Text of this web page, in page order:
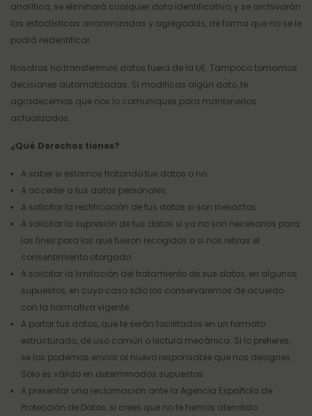
analítica, se eliminará cualquier dato identificativo, y se archivarán
las estadísticas anonimizadas y agregadas, de forma que no se le
podrá reidentificar.
Nosotros no transferimos datos fuera de la UE. Tampoco tomamos
decisiones automatizadas. Si modificas algún dato, te
agradecemos que nos lo comuniques para mantenerlos
actualizados.
¿Qué Derechos tienes?
A saber si estamos tratando tus datos o no.
A acceder a tus datos personales.
A solicitar la rectificación de tus datos si son inexactos.
A solicitar la supresión de tus datos si ya no son necesarios para
los fines para los que fueron recogidos o si nos retiras el
consentimiento otorgado.
A solicitar la limitación del tratamiento de sus datos, en algunos
supuestos, en cuyo caso sólo los conservaremos de acuerdo
con la normativa vigente.
A portar tus datos, que te serán facilitados en un formato
estructurado, de uso común o lectura mecánica. Si lo prefieres,
se los podemos enviar al nuevo responsable que nos designes.
Sólo es válido en determinados supuestos.
A presentar una reclamación ante la Agencia Española de
Protección de Datos, si crees que no te hemos atendido